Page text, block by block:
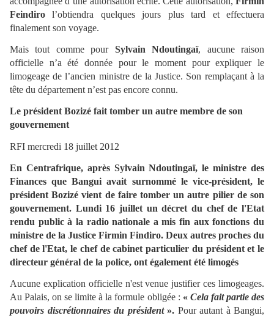
Feindiro l’obtiendra quelques jours plus tard et effectuera
finalement son voyage.
Mais tout comme pour Sylvain Ndoutingaï, aucune raison
officielle n’a été donnée pour le moment pour expliquer le
limogeage de l’ancien ministre de la Justice. Son remplaçant à la
tête du département n’est pas encore connu.
Le président Bozizé fait tomber un autre membre de son
gouvernement
RFI mercredi 18 juillet 2012
En Centrafrique, après Sylvain Ndoutingaï, le ministre des
Finances que Bangui avait surnommé le vice-président, le
président Bozizé vient de faire tomber un autre pilier de son
gouvernement. Lundi 16 juillet un décret du chef de l'Etat
rendu public à la radio nationale a mis fin aux fonctions du
ministre de la Justice Firmin Findiro. Deux autres proches du
chef de l'Etat, le chef de cabinet particulier du président et le
directeur général de la police, ont également été limogés
Aucune explication officielle n'est venue justifier ces limogeages.
Au Palais, on se limite à la formule obligée : « Cela fait partie des
pouvoirs discrétionnaires du président». Pour autant à Bangui,